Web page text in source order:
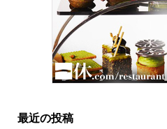
最近の投稿